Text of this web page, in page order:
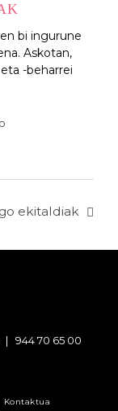
bi ingurune
Askotan,
-beharrei
ekitaldiak
| 944 70 65 00
Kontaktua